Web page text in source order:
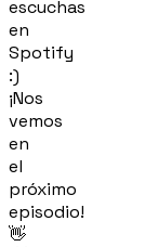
escuchas
en
Spotify
:)
¡Nos
vemos
en
el
próximo
episodio!
👋